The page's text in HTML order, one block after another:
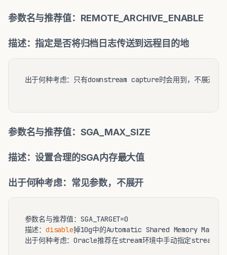
参数名与推荐值：REMOTE_ARCHIVE_ENABLE
描述：指定是否将归档日志传送到远程目的地
出于何种考虑：只有downstream capture时会用到，不展开
参数名与推荐值：SGA_MAX_SIZE
描述：设置合理的SGA内存最大值
出于何种考虑：常见参数，不展开
参数名与推荐值：SGA_TARGET=0
描述： disable掉10g中的Automatic Shared Memory